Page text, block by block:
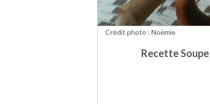
Recette
Crédit photo : Noëmie